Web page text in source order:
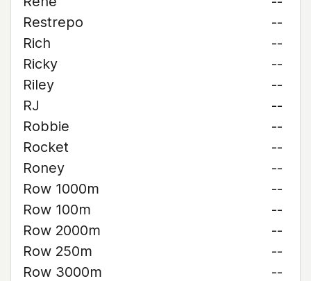
Restrepo
--
Rich
--
Ricky
--
Riley
--
RJ
--
Robbie
--
Rocket
--
Roney
--
Row 1000m
--
Row 100m
--
Row 2000m
--
Row 250m
--
Row 3000m
--